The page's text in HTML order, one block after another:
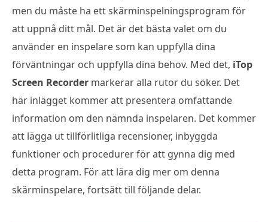
men du måste ha ett skärminspelningsprogram för
att uppnå ditt mål. Det är det bästa valet om du
använder en inspelare som kan uppfylla dina
förväntningar och uppfylla dina behov. Med det, iTop
Screen Recorder markerar alla rutor du söker. Det
här inlägget kommer att presentera omfattande
information om den nämnda inspelaren. Det kommer
att lägga ut tillförlitliga recensioner, inbyggda
funktioner och procedurer för att gynna dig med
detta program. För att lära dig mer om denna
skärminspelare, fortsätt till följande delar.